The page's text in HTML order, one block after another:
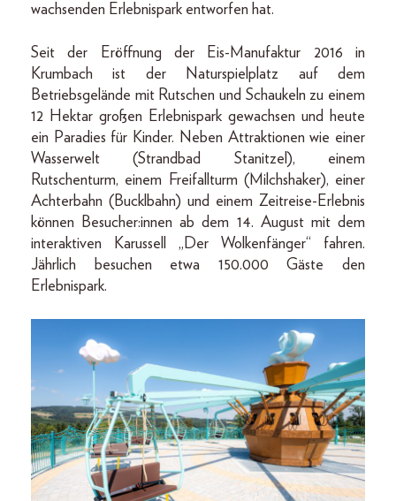
wachsenden Erlebnispark entworfen hat.
Seit der Eröffnung der Eis-Manufaktur 2016 in
Krumbach ist der Naturspielplatz auf dem
Betriebsgelände mit Rutschen und Schaukeln zu einem
12 Hektar großen Erlebnispark gewachsen und heute
ein Paradies für Kinder. Neben Attraktionen wie einer
Wasserwelt (Strandbad Stanitzel), einem
Rutschenturm, einem Freifallturm (Milchshaker), einer
Achterbahn (Bucklbahn) und einem Zeitreise-Erlebnis
können Besucher:innen ab dem 14. August mit dem
interaktiven Karussell „Der Wolkenfänger“ fahren.
Jährlich besuchen etwa 150.000 Gäste den
Erlebnispark.